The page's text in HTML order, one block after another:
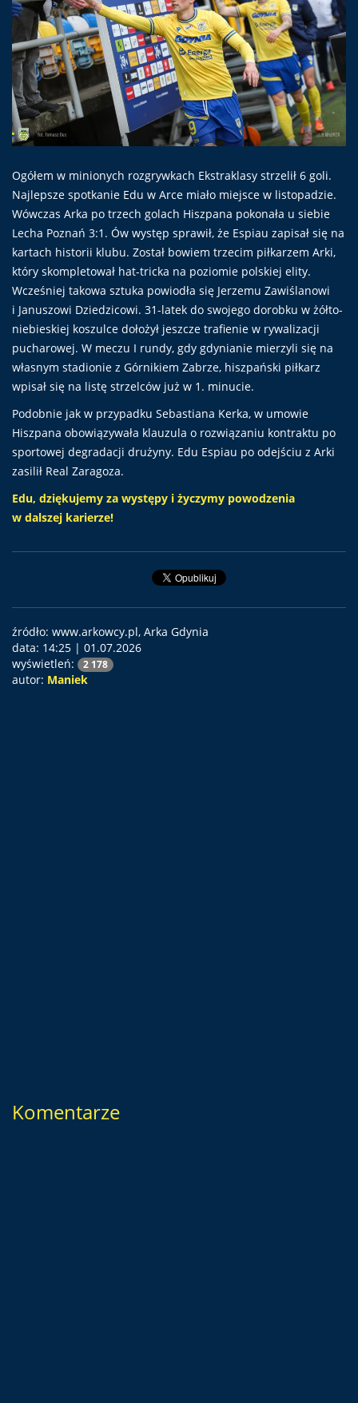
Ogółem w minionych rozgrywkach Ekstraklasy strzelił 6 goli.
Najlepsze spotkanie Edu w Arce miało miejsce w listopadzie.
Wówczas Arka po trzech golach Hiszpana pokonała u siebie
Lecha Poznań 3:1. Ów występ sprawił, że Espiau zapisał się na
kartach historii klubu. Został bowiem trzecim piłkarzem Arki,
który skompletował hat-tricka na poziomie polskiej elity.
Wcześniej takowa sztuka powiodła się Jerzemu Zawiślanowi
i Januszowi Dziedzicowi. 31-latek do swojego dorobku w żółto-
niebieskiej koszulce dołożył jeszcze trafienie w rywalizacji
pucharowej. W meczu I rundy, gdy gdynianie mierzyli się na
własnym stadionie z Górnikiem Zabrze, hiszpański piłkarz
wpisał się na listę strzelców już w 1. minucie.
Podobnie jak w przypadku Sebastiana Kerka, w umowie
Hiszpana obowiązywała klauzula o rozwiązaniu kontraktu po
sportowej degradacji drużyny. Edu Espiau po odejściu z Arki
zasilił Real Zaragoza.
Edu, dziękujemy za występy i życzymy powodzenia
w dalszej karierze!
źródło: www.arkowcy.pl, Arka Gdynia
data: 14:25 | 01.07.2026
wyświetleń:
2 178
autor: Maniek
Komentarze